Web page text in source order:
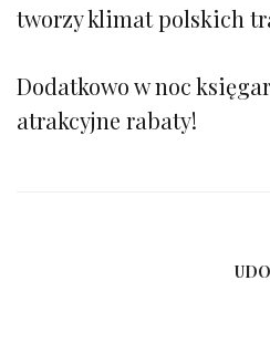
tworzy klimat polskich
Dodatkowo w noc
atrakcyjne rabaty!